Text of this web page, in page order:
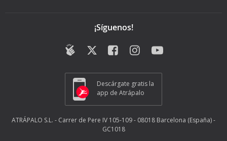
¡Síguenos!
Descárgate gratis la
app de Atrápalo
ATRÁPALO S.L. - Carrer de Pere IV 105-109 - 08018 Barcelona (España) -
GC1018